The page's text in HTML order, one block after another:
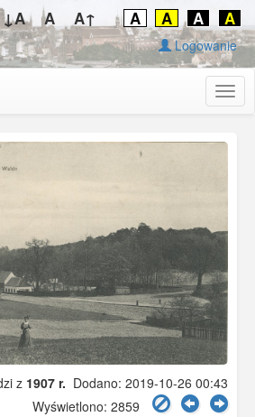
↓A A A↑ A A A A
Logowanie
z 1907 r. Dodano: 2019-10-26 00:43
Wyświetlono: 2859